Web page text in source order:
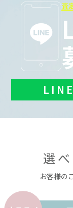
査
選
お客様の